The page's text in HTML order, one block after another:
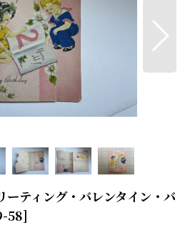
ーティング・バレンタイン・バ
58]